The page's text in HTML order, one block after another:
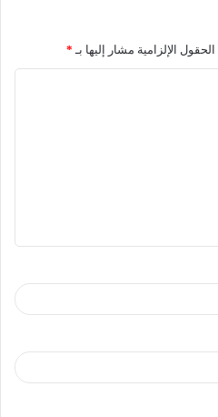
الحقول الإلزامية مشار إليها بـ *